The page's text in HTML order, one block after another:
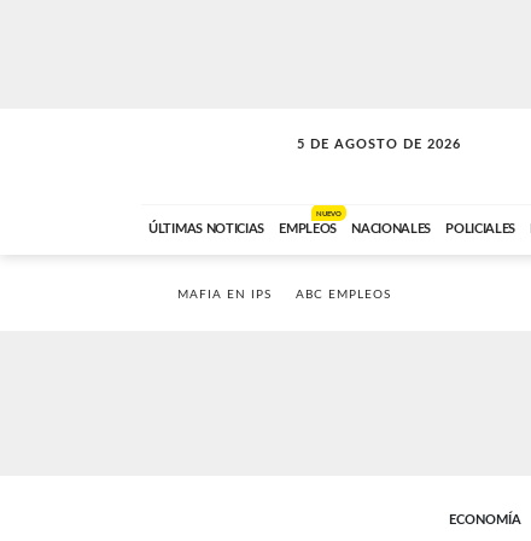
5 DE AGOSTO DE 2026
SOLO MÚSICA
ÚLTIMAS NOTICIAS EMPLEOS
NUEVO
NACIONALES POLICIALES
MAFIA EN IPS ABC EMPLEOS
ECONOMÍA